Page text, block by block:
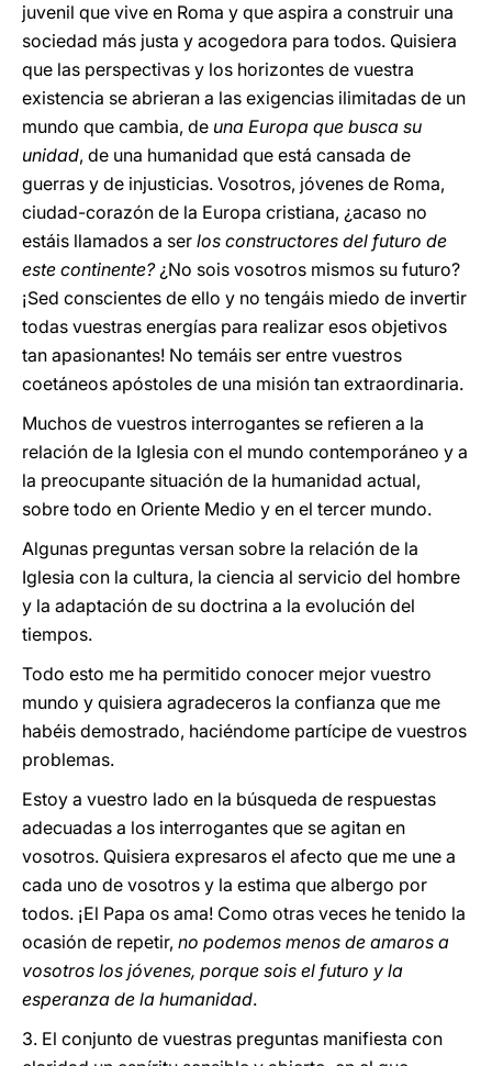
juvenil que vive en Roma y que aspira a construir una
sociedad más justa y acogedora para todos. Quisiera
que las perspectivas y los horizontes de vuestra
existencia se abrieran a las exigencias ilimitadas de un
mundo que cambia, de una Europa que busca su
unidad, de una humanidad que está cansada de
guerras y de injusticias. Vosotros, jóvenes de Roma,
ciudad-corazón de la Europa cristiana, ¿acaso no
estáis llamados a ser los constructores del futuro de
este continente?¿No sois vosotros mismos su futuro?
¡Sed conscientes de ello y no tengáis miedo de invertir
todas vuestras energías para realizar esos objetivos
tan apasionantes! No temáis ser entre vuestros
coetáneos apóstoles de una misión tan extraordinaria.
Muchos de vuestros interrogantes se refieren a la
relación de la Iglesia con el mundo contemporáneo y a
la preocupante situación de la humanidad actual,
sobre todo en Oriente Medio y en el tercer mundo.
Algunas preguntas versan sobre la relación de la
Iglesia con la cultura, la ciencia al servicio del hombre
y la adaptación de su doctrina a la evolución del
tiempos.
Todo esto me ha permitido conocer mejor vuestro
mundo y quisiera agradeceros la confianza que me
habéis demostrado, haciéndome partícipe de vuestros
problemas.
Estoy a vuestro lado en la búsqueda de respuestas
adecuadas a los interrogantes que se agitan en
vosotros. Quisiera expresaros el afecto que me une a
cada uno de vosotros y la estima que albergo por
todos. ¡El Papa os ama! Como otras veces he tenido la
ocasión de repetir, no podemos menos de amaros a
vosotros los jóvenes, porque sois el futuro y la
esperanza de la humanidad.
3. El conjunto de vuestras preguntas manifiesta con